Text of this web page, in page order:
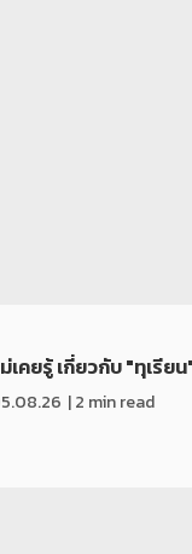
เคยรู้ เกี่ยวกับ "ทุเรีย
| 2 min read